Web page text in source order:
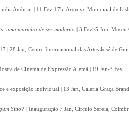
Andujar | 11 Fev 17h, Arquivo Municipal de
uma maneira de ser moderno | 3 Fev>5 Jun,
| 28 Jan, Centro Internacional das Artes José de
de Cinema de Expressão Alemã | 19 Jan-3 Fev
e exposição individual | 13 Jan, Galeria Graça
Sítio? | Inauguração 7 Jan, Círculo Sereia,